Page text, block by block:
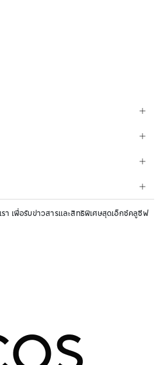
า เพื่อรับข่าวสารและสิทธิพิเศษสุดเอ็กซ์คลูซีฟ